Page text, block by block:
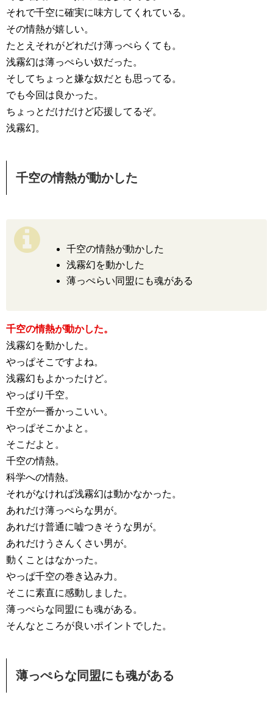
それで千空に確実に味方してくれている。
その情熱が嬉しい。
たとえそれがどれだけ薄っぺらくても。
浅霧幻は薄っぺらい奴だった。
そしてちょっと嫌な奴だとも思ってる。
でも今回は良かった。
ちょっとだけだけど応援してるぞ。
浅霧幻。
千空の情熱が動かした
千空の情熱が動かした
浅霧幻を動かした
薄っぺらい同盟にも魂がある
千空の情熱が動かした。
浅霧幻を動かした。
やっぱそこですよね。
浅霧幻もよかったけど。
やっぱり千空。
千空が一番かっこいい。
やっぱそこかよと。
そこだよと。
千空の情熱。
科学への情熱。
それがなければ浅霧幻は動かなかった。
あれだけ薄っぺらな男が。
あれだけ普通に嘘つきそうな男が。
あれだけうさんくさい男が。
動くことはなかった。
やっぱ千空の巻き込み力。
そこに素直に感動しました。
薄っぺらな同盟にも魂がある。
そんなところが良いポイントでした。
薄っぺらな同盟にも魂がある